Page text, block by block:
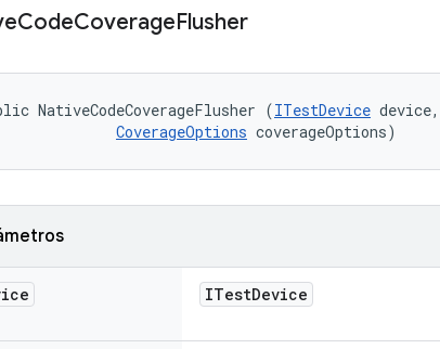
CodeCoverageFlusher
NativeCodeCoverageFlusher (ITestDevice device,
CoverageOptions coverageOptions)
ITestDevice